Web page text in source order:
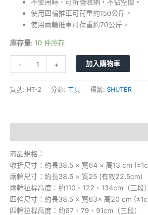
不使用時，可折疊收納，不佔空間。
使用四輪推車可荷重約150公斤。
使用兩輪推車可荷重約70公斤。
庫存量: 10 件庫存
- + 加入購物車
貨號: HT-2 分類: 工具 標籤: SHUTER
商品規格：
收折尺寸：約長38.5 × 寬64 × 高13 cm
兩輪尺寸：約長38.5 × 寬25 (有效22.5cm)
兩輪拉桿高度：約110、122、134cm（三段）
四輪尺寸：約長38.5 × 寬63× 高20 cm
四輪拉桿高度：約67、79、91cm（三段）